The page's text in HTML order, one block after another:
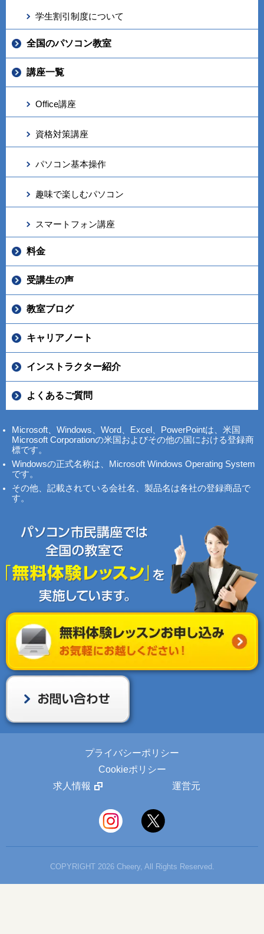
学生割引制度について
全国のパソコン教室
講座一覧
Office講座
資格対策講座
パソコン基本操作
趣味で楽しむパソコン
スマートフォン講座
料金
受講生の声
教室ブログ
キャリアノート
インストラクター紹介
よくあるご質問
Microsoft、Windows、Word、Excel、PowerPointは、米国
Microsoft Corporationの米国およびその他の国における登録商
標です。
Windowsの正式名称は、Microsoft Windows Operating System
です。
その他、記載されている会社名、製品名は各社の登録商品で
す。
プライバシーポリシー
Cookieポリシー
求人情報
運営元
COPYRIGHT 2026 Cheery, All Rights Reserved.